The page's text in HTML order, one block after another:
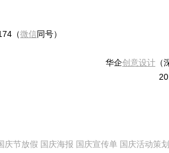
（微信同号）
华企创意设计
庆节放假 国庆海报 国庆宣传单 国庆活动策划